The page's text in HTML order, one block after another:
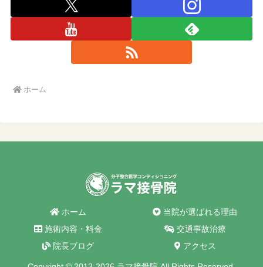
ホーム
ホーム
当院が選ばれる理由
施術内容・料金
交通事故治療
院長ブログ
アクセス